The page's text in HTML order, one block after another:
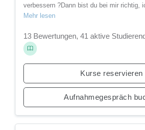
verbessern ?Dann bist du bei mir richtig,
Mehr lesen
13 Bewertungen, 41 aktive
Kurse reservieren
Aufnahmegespräch